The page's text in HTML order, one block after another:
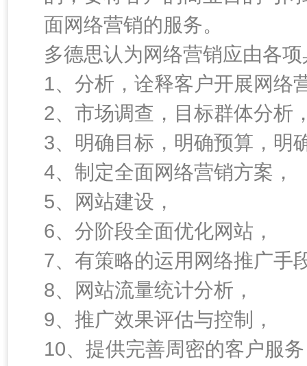
面网络营销的服务。
多德思认为网络营销应由各
1、分析，诠释客户开展网络
2、市场调查，目标群体分析
3、明确目标，明确预算，明
4、制定全面网络营销方案，
5、网站建设，
6、分阶段全面优化网站，
7、有策略的运用网络推广手
8、网站流量统计分析，
9、推广效果评估与控制，
10、提供完善周密的客户服